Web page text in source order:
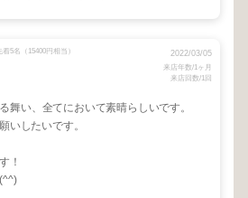
5名（15400円相当） 2022/03/05
来店年数/1ヶ月
来店回数/1回
舞い、全てにおいて素晴らしいです。
いしたいです。
！